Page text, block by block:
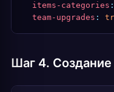
  items-categories
:
  team-upgrades
:
Шаг 4.